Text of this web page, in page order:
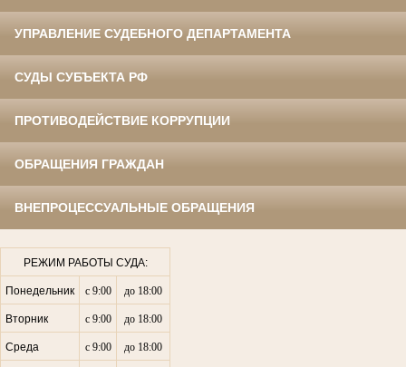
УПРАВЛЕНИЕ СУДЕБНОГО ДЕПАРТАМЕНТА
СУДЫ СУБЪЕКТА РФ
ПРОТИВОДЕЙСТВИЕ КОРРУПЦИИ
ОБРАЩЕНИЯ ГРАЖДАН
ВНЕПРОЦЕССУАЛЬНЫЕ ОБРАЩЕНИЯ
РЕЖИМ РАБОТЫ СУДА:
Понедельник с 9:00 до 18:00
Вторник с 9:00 до 18:00
Среда с 9:00 до 18:00